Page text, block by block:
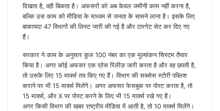
दिखता है, वही बिकता है। अफसरों को अब केवल जमीनी काम नहीं करना है,
बल्कि उस काम को मीडिया के माध्यम से जनता के सामने लाना है। इसके लिए
बाकायदा 47 विभागों की लिस्ट जारी की गई है और टारगेट सेट कर दिए गए
हैं।
सरकार ने काम के अनुसार कुल 100 नंबर का एक मूल्यांकन सिस्टम तैयार
किया है। अगर कोई अफसर एक प्रेस रिलीज़ जारी करता है और वह छपती है,
तो उसके लिए 15 मार्क्स तय किए गए हैं। विभाग की सक्सेस स्टोरी पब्लिश
कराने पर भी 15 मार्क्स मिलेंगे। अगर अफसर फेसबुक पर पोस्ट करता है, तो
15 मार्क्स, और X पर पोस्ट करने के लिए भी 15 मार्क्स रखे गए हैं।
अगर किसी विभाग की खबर राष्ट्रीय मीडिया में आती है, तो 10 मार्क्स मिलेंगे।